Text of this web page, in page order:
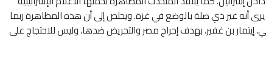
أنه غير ذي صلة بالوضع في غزة. ويخلص إلى أن هذه المظاهرة ربما
إيتمار بن غفير، بهدف إحراج مصر والتحريض ضدها، وليس للاحتجاج على